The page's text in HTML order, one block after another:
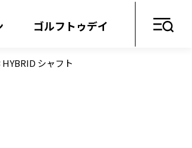
ゴルフトゥデイ
シャフト